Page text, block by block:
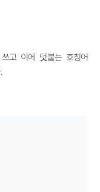
고 이에 덧붙는 호칭어